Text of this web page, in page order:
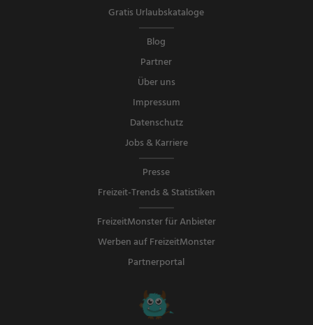
Gratis Urlaubskataloge
Blog
Partner
Über uns
Impressum
Datenschutz
Jobs & Karriere
Presse
Freizeit-Trends & Statistiken
FreizeitMonster für Anbieter
Werben auf FreizeitMonster
Partnerportal